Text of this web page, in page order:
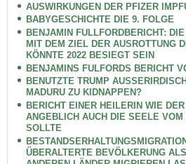
AUSWIRKUNGEN DER PFIZER
BABYGESCHICHTE DIE 9. FOLGE
BENJAMIN FULLFORDBERICHT:
MIT DEM ZIEL DER AUSROTTUNG
KÖNNTE 2022 BESIEGT SEIN
BENJAMINS FULFORDS BERICHT
BENUTZTE TRUMP
MADURU ZU KIDNAPPEN?
BERICHT EINER HEILERIN WIE
ANGEBLICH AUCH DIE SEELE VOM
SOLLTE
ÜBERALTERTE BEVÖLKERUNG